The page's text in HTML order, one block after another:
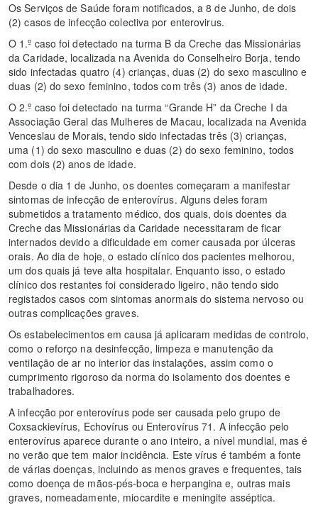
Os Serviços de Saúde foram notificados, a 8 de Junho, de dois
(2) casos de infecção colectiva por enterovirus.
O 1.º caso foi detectado na turma B da Creche das Missionárias
da Caridade, localizada na Avenida do Conselheiro Borja, tendo
sido infectadas quatro (4) crianças, duas (2) do sexo masculino e
duas (2) do sexo feminino, todos com três (3) anos de idade.
O 2.º caso foi detectado na turma “Grande H” da Creche I da
Associação Geral das Mulheres de Macau, localizada na Avenida
Venceslau de Morais, tendo sido infectadas três (3) crianças,
uma (1) do sexo masculino e duas (2) do sexo feminino, todos
com dois (2) anos de idade.
Desde o dia 1 de Junho, os doentes começaram a manifestar
sintomas de infecção de enterovírus. Alguns deles foram
submetidos a tratamento médico, dos quais, dois doentes da
Creche das Missionárias da Caridade necessitaram de ficar
internados devido a dificuldade em comer causada por úlceras
orais. Ao dia de hoje, o estado clínico dos pacientes melhorou,
um dos quais já teve alta hospitalar. Enquanto isso, o estado
clínico dos restantes foi considerado ligeiro, não tendo sido
registados casos com sintomas anormais do sistema nervoso ou
outras complicações graves.
Os estabelecimentos em causa já aplicaram medidas de controlo,
como o reforço na desinfecção, limpeza e manutenção da
ventilação de ar no interior das instalações, assim como o
cumprimento rigoroso da norma do isolamento dos doentes e
trabalhadores.
A infecção por enterovírus pode ser causada pelo grupo de
Coxsackievírus, Echovírus ou Enterovírus 71. A infecção pelo
enterovírus aparece durante o ano inteiro, a nível mundial, mas é
no verão que tem maior incidência. Este vírus é também a fonte
de várias doenças, incluindo as menos graves e frequentes, tais
como doença de mãos-pés-boca e herpangina e, outras mais
graves, nomeadamente, miocardite e meningite asséptica.